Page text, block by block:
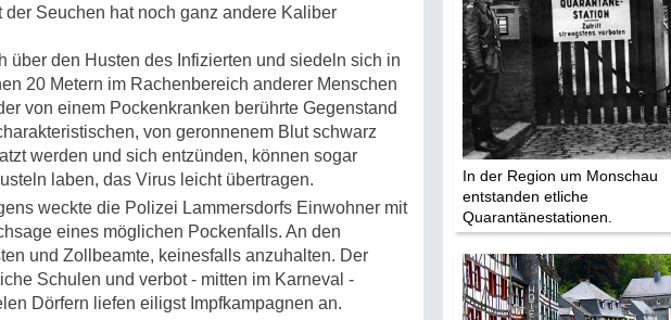
Seuchen hat noch ganz andere Kaliber
über den Husten des Infizierten und siedeln sich in
20 Metern im Rachenbereich anderer Menschen
von einem Pockenkranken berührte Gegenstand
von geronnenem Blut schwarz
werden und sich entzünden, können sogar
laben, das Virus leicht übertragen.
weckte die Polizei Lammersdorfs Einwohner mit
eines möglichen Pockenfalls. An den
und Zollbeamte, keinesfalls anzuhalten. Der
Schulen und verbot - mitten im Karneval -
Dörfern liefen eiligst Impfkampagnen an.
In der Region um Monschau
entstanden etliche
Quarantänestationen.